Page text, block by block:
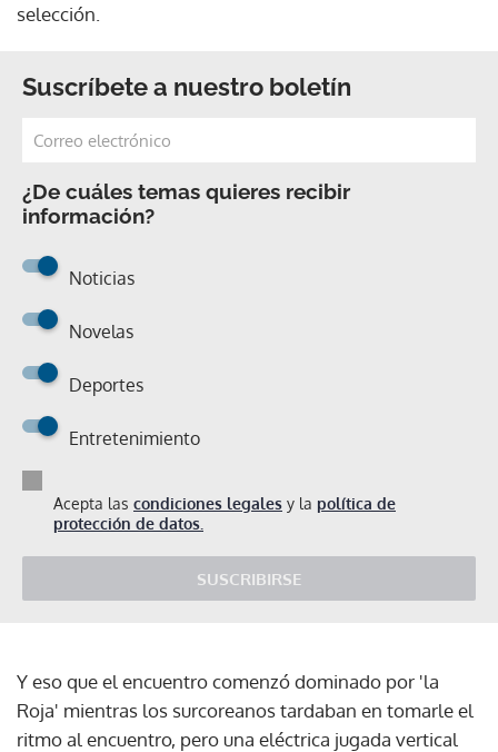
selección.
Suscríbete a nuestro boletín
¿De cuáles temas quieres recibir
información?
Noticias
Novelas
Deportes
Entretenimiento
Acepta las condiciones legales y la política de
protección de datos.
SUSCRIBIRSE
Y eso que el encuentro comenzó dominado por 'la
Roja' mientras los surcoreanos tardaban en tomarle el
ritmo al encuentro, pero una eléctrica jugada vertical